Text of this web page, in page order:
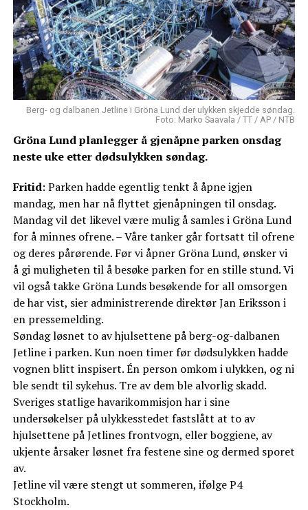
Berg- og dalbanen Jetline i Gröna Lund der ulykken skjedde søndag.
Foto: Marko Saavala / TT / AP / NTB
Gröna Lund planlegger å gjenåpne parken onsdag
neste uke etter dødsulykken søndag.
Fritid: Parken hadde egentlig tenkt å åpne igjen
mandag, men har nå flyttet gjenåpningen til onsdag.
Mandag vil det likevel være mulig å samles i Gröna Lund
for å minnes ofrene. – Våre tanker går fortsatt til ofrene
og deres pårørende. Før vi åpner Gröna Lund, ønsker vi
å gi muligheten til å besøke parken for en stille stund. Vi
vil også takke Gröna Lunds besøkende for all omsorgen
de har vist, sier administrerende direktør Jan Eriksson i
en pressemelding.
Søndag løsnet to av hjulsettene på berg-og-dalbanen
Jetline i parken. Kun noen timer før dødsulykken hadde
vognen blitt inspisert. Én person omkom i ulykken, og ni
ble sendt til sykehus. Tre av dem ble alvorlig skadd.
Sveriges statlige havarikommisjon har i sine
undersøkelser på ulykkesstedet fastslått at to av
hjulsettene på Jetlines frontvogn, eller boggiene, av
ukjente årsaker løsnet fra festene sine og dermed sporet
av.
Jetline vil være stengt ut sommeren, ifølge P4
Stockholm.